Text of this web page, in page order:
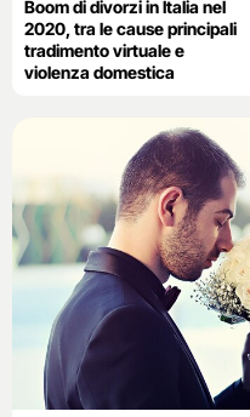
Boom di divorzi in Italia nel
2020, tra le cause principali
tradimento virtuale e
violenza domestica